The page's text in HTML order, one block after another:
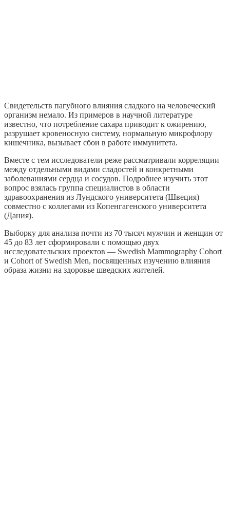
Свидетельств пагубного влияния сладкого на человеческий
организм немало. Из примеров в научной литературе
известно, что потребление сахара приводит к ожирению,
разрушает кровеносную систему, нормальную микрофлору
кишечника, вызывает сбои в работе иммунитета.
Вместе с тем исследователи реже рассматривали корреляции
между отдельными видами сладостей и конкретными
заболеваниями сердца и сосудов. Подробнее изучить этот
вопрос взялась группа специалистов в области
здравоохранения из Лундского университета (Швеция)
совместно с коллегами из Копенгагенского университета
(Дания).
Выборку для анализа почти из 70 тысяч мужчин и женщин от
45 до 83 лет сформировали с помощью двух
исследовательских проектов — Swedish Mammography Cohort
и Cohort of Swedish Men, посвященных изучению влияния
образа жизни на здоровье шведских жителей.